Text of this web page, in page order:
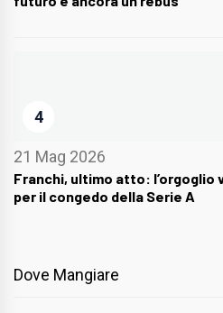
4
21 Mag 2026
Franchi, ultimo atto: l’orgoglio
per il congedo della Serie A
Dove Mangiare